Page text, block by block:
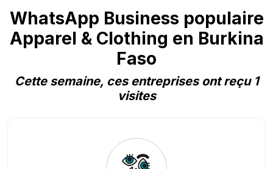
WhatsApp Business populaire
Apparel & Clothing en Burkina
Faso
Cette semaine, ces entreprises ont reçu 1
visites